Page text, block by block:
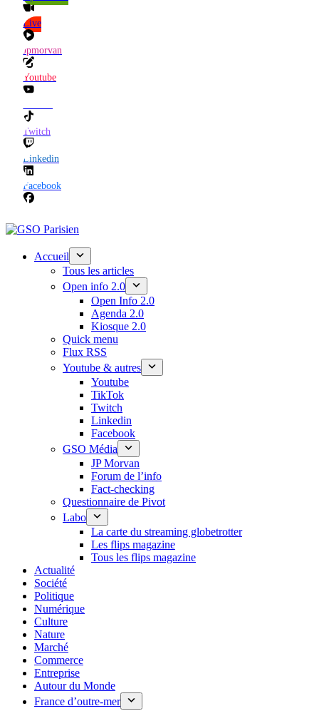
Live
Jpmorvan
Youtube
Twitch
Linkedin
Facebook
Accueil
Tous les articles
Open info 2.0
Open Info 2.0
Agenda 2.0
Kiosque 2.0
Quick menu
Flux RSS
Youtube & autres
Youtube
TikTok
Twitch
Linkedin
Facebook
GSO Média
JP Morvan
Forum de l’info
Fact-checking
Questionnaire de Pivot
Labo
La carte du streaming globetrotter
Les flips magazine
Tous les flips magazine
Actualité
Société
Politique
Numérique
Culture
Nature
Marché
Commerce
Entreprise
Autour du Monde
France d’outre-mer